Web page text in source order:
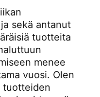
sekä antanut
tuotteita
menee
vuosi. Olen
tuotteiden